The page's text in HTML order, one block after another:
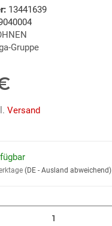
13441639
Gruppe
Versand
(DE - Ausland abweichend)